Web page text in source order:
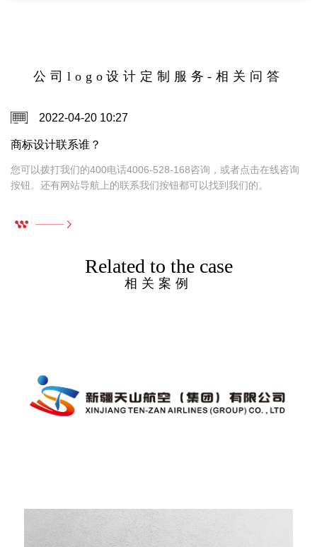
续认识你。
公司logo设计定制服务-相关问答
2022-04-20 10:27
商标设计联系谁？
您可以拨打我们的400电话4006-528-168咨询，或者点击在线咨询
按钮。还有网站导航上的联系我们按钮都可以找到我们的。
Related to the case
相关案例